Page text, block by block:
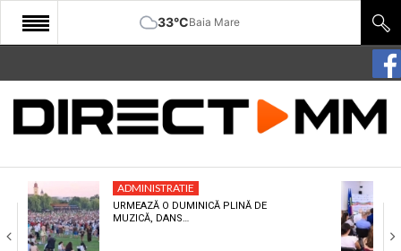
33°CBaia Mare
START
COMUNITATE
CULTURA
ECONOMIE
ADMINISTRATIE
URMEAZĂ O DUMINICĂ PLINĂ DE
MUZICĂ, DANS…